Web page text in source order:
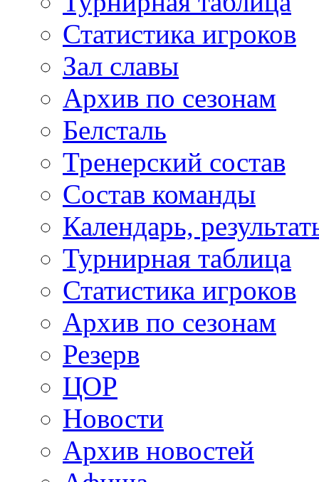
Статистика игроков
Зал славы
Архив по сезонам
Белсталь
Тренерский состав
Состав команды
Календарь,
Турнирная таблица
Статистика игроков
Архив по сезонам
Резерв
ЦОР
Новости
Архив новостей